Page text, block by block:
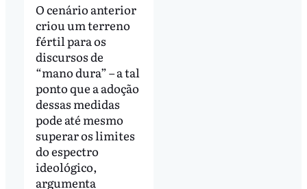
O cenário anterior
criou um terreno
fértil para os
discursos de
“mano dura” – a tal
ponto que a adoção
dessas medidas
pode até mesmo
superar os limites
do espectro
ideológico,
argumenta